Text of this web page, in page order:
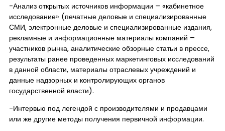
-Анализ открытых источников информации – «кабинетное
исследование» (печатные деловые и специализированные
СМИ, электронные деловые и специализированные издания,
рекламные и информационные материалы компаний –
участников рынка, аналитические обзорные статьи в прессе,
результаты ранее проведенных маркетинговых исследований
в данной области, материалы отраслевых учреждений и
данные надзорных и контролирующих органов
государственной власти).
-Интервью под легендой с производителями и продавцами
или же другие методы получения первичной информации.